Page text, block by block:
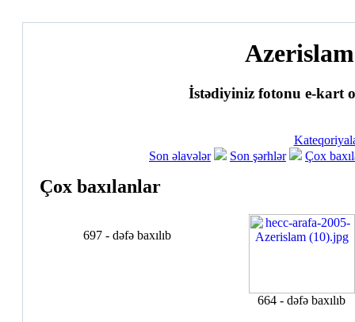
İstədiyiniz fotonu e-kart
Son əlavələr
Son şərhlər Çox
Çox baxılanlar
697 - dəfə baxılıb
664 - dəfə baxılıb